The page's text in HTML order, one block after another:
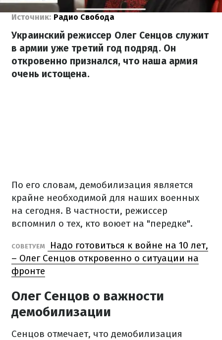
Источник: Радио Свобода
Украинский режиссер Олег Сенцов служит
в армии уже третий год подряд. Он
откровенно признался, что наша армия
очень истощена.
По его словам, демобилизация является
крайне необходимой для наших военных
на сегодня. В частности, режиссер
вспомнил о тех, кто воюет на "передке".
СОВЕТУЕМ
Надо готовиться к войне на 10 лет,
– Олег Сенцов откровенно о ситуации на
фронте
Олег Сенцов о важности
демобилизации
Сенцов отмечает, что демобилизация